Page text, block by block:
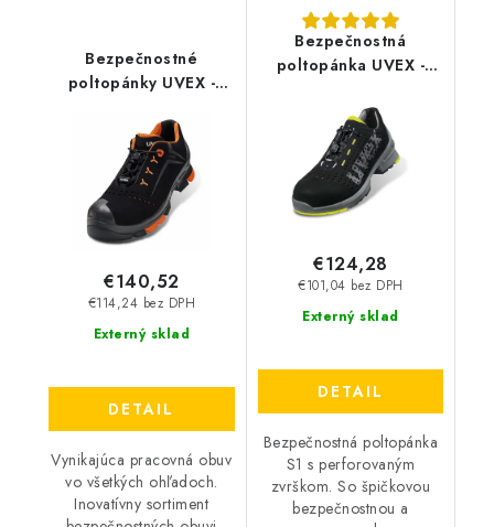
Bezpečnostné
poltopánky UVEX -
Externý sklad
€114,24 bez DPH
€140,52
DETAIL
Vynikajúca pracovná obuv
vo všetkých ohľadoch.
Inovatívny sortiment
Bezpečnostná
poltopánka UVEX -
Externý sklad
€101,04 bez DPH
€124,28
DETAIL
Bezpečnostná poltopánka
S1 s perforovaným
zvrškom. So špičkovou
bezpečnostnou a